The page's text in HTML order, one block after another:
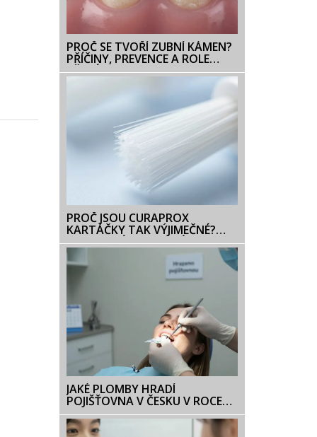
PROČ SE TVOŘÍ ZUBNÍ KÁMEN?
PŘÍČINY, PREVENCE A ROLE
BĚLICÍ PASTY
PROČ JSOU CURAPROX
KARTÁČKY TAK VÝJIMEČNÉ?
TAJEMSTVÍ CUREN VLÁKEN A
OCHRANA DÁSNÍ
JAKÉ PLOMBY HRADÍ
POJIŠŤOVNA V ČESKU V ROCE
2026?